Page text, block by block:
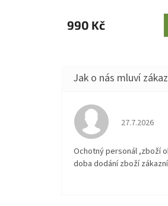
990 Kč
Hodnocení
27.7.2026
Ochotný personál ,zboží
doba dodání zboží